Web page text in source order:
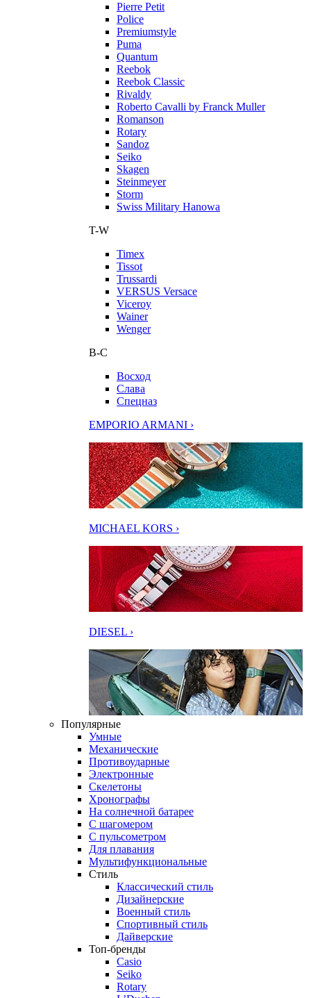
Pierre Petit
Police
Premiumstyle
Puma
Quantum
Reebok
Reebok Classic
Rivaldy
Roberto Cavalli by Franck Muller
Romanson
Rotary
Sandoz
Seiko
Skagen
Steinmeyer
Storm
Swiss Military Hanowa
T-W
Timex
Tissot
Trussardi
VERSUS Versace
Viceroy
Wainer
Wenger
В-С
Восход
Слава
Спецназ
EMPORIO ARMANI ›
MICHAEL KORS ›
DIESEL ›
Популярные
Умные
Механические
Противоударные
Электронные
Скелетоны
Хронографы
На солнечной батарее
С шагомером
С пульсометром
Для плавания
Мультифункциональные
Стиль
Классический стиль
Дизайнерские
Военный стиль
Спортивный стиль
Дайверские
Топ-бренды
Casio
Seiko
Rotary